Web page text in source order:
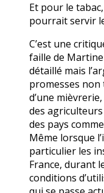
Et pour le
pourrait servir
C’est une
faille de
détaillé mais
promesses non
d’une
des agriculteurs
des pays
Même lorsque
particulier les
France, durant
conditions